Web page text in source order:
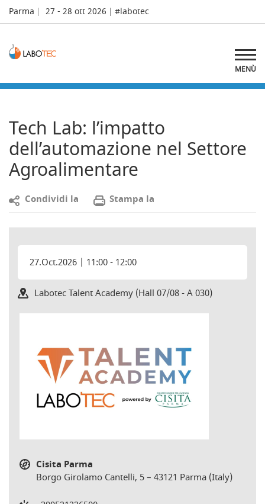
Parma 27 - 28 ott 2026 #labotec
MENÙ
Tech Lab: l’impatto
dell’automazione nel Settore
Agroalimentare
Condividi la Stampa la
27.Oct.2026 | 11:00 - 12:00
Labotec Talent Academy (Hall 07/08 - A 030)
Cisita Parma
Borgo Girolamo Cantelli, 5 – 43121 Parma (Italy)